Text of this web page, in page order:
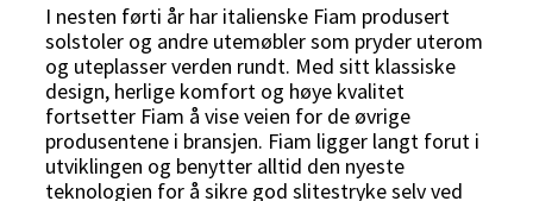
I nesten førti år har italienske Fiam produsert
solstoler og andre utemøbler som pryder uterom
og uteplasser verden rundt. Med sitt klassiske
design, herlige komfort og høye kvalitet
fortsetter Fiam å vise veien for de øvrige
produsentene i bransjen. Fiam ligger langt forut i
utviklingen og benytter alltid den nyeste
teknologien for å sikre god slitestryke selv ved